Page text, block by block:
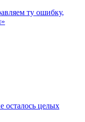
ту ошибку,
осталось целых